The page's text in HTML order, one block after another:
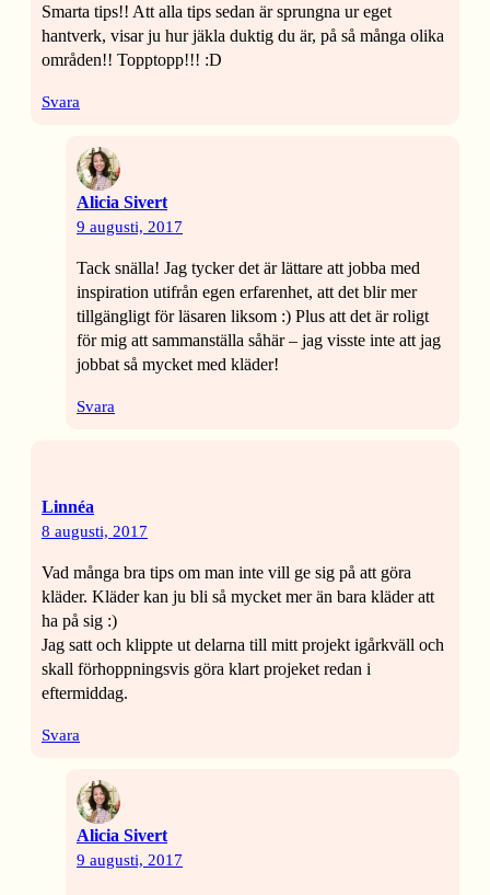
Smarta tips!! Att alla tips sedan är sprungna ur eget
hantverk, visar ju hur jäkla duktig du är, på så många olika
områden!! Topptopp!!! :D
Svara
Alicia Sivert
9 augusti, 2017
Tack snälla! Jag tycker det är lättare att jobba med
inspiration utifrån egen erfarenhet, att det blir mer
tillgängligt för läsaren liksom :) Plus att det är roligt
för mig att sammanställa såhär – jag visste inte att jag
jobbat så mycket med kläder!
Svara
Linnéa
8 augusti, 2017
Vad många bra tips om man inte vill ge sig på att göra
kläder. Kläder kan ju bli så mycket mer än bara kläder att
ha på sig :)
Jag satt och klippte ut delarna till mitt projekt igårkväll och
skall förhoppningsvis göra klart projeket redan i
eftermiddag.
Svara
Alicia Sivert
9 augusti, 2017